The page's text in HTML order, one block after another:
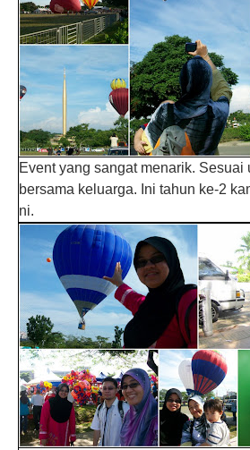
Event yang sangat menarik. Sesuai
bersama keluarga. Ini tahun ke-2
ni.